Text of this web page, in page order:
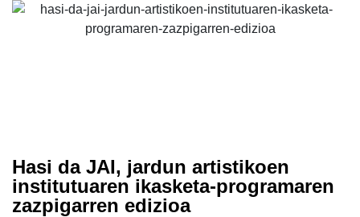
Hasi da JAI, jardun artistikoen
institutuaren ikasketa-programaren
zazpigarren edizioa